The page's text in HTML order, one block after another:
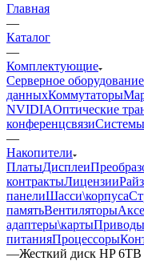
Главная
—
Каталог
—
Комплектующие
Серверное оборудование
данныхКоммутаторы
NVIDIAОптические
конференцсвязи
—
Накопители
ПлатыДисплеи
контрактыЛицензии
панелиШасси\корпуса
памятьВентиляторы
адаптеры\картыПриводы
питанияПроцессоры
—Жесткий диск HP